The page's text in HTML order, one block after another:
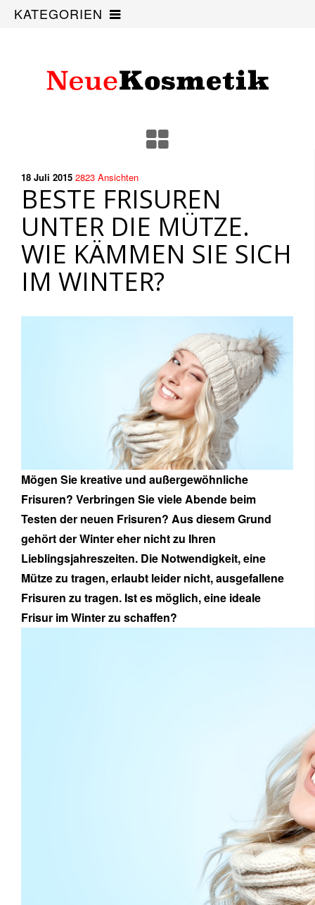
KATEGORIEN
18 Juli 2015 2823 Ansichten
BESTE FRISUREN
UNTER DIE MÜTZE.
WIE KÄMMEN SIE SICH
IM WINTER?
Mögen Sie kreative und außergewöhnliche
Frisuren? Verbringen Sie viele Abende beim
Testen der neuen Frisuren? Aus diesem Grund
gehört der Winter eher nicht zu Ihren
Lieblingsjahreszeiten. Die Notwendigkeit, eine
Mütze zu tragen, erlaubt leider nicht, ausgefallene
Frisuren zu tragen. Ist es möglich, eine ideale
Frisur im Winter zu schaffen?